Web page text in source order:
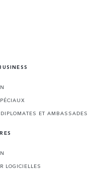
ET AMBASSADES
LOGICIELLES